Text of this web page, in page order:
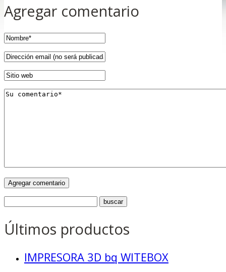
Agregar comentario
Últimos productos
IMPRESORA 3D bq WITEBOX